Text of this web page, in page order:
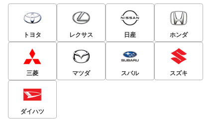
トヨタ レクサス 日産 ホンダ
三菱 マツダ スバル スズキ
ダイハツ